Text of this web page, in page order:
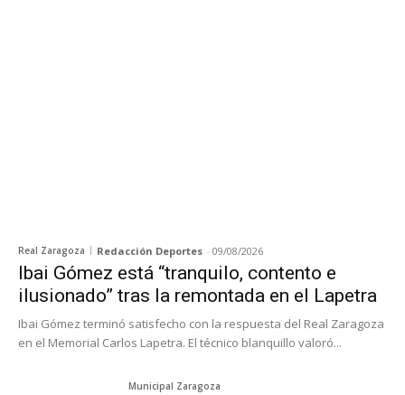
Real Zaragoza Redacción Deportes - 09/08/2026
Ibai Gómez está “tranquilo, contento e
ilusionado” tras la remontada en el Lapetra
Ibai Gómez terminó satisfecho con la respuesta del Real Zaragoza
en el Memorial Carlos Lapetra. El técnico blanquillo valoró...
Municipal Zaragoza